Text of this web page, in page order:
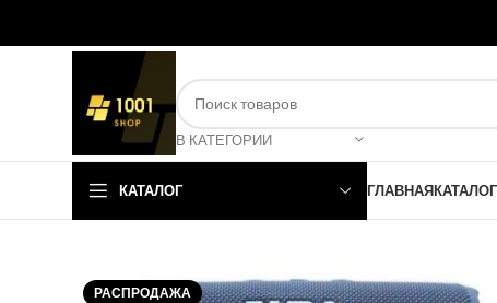
В КАТЕГОРИИ
КАТАЛОГ ГЛАВНАЯКАТАЛОГ
РАСПРОДАЖА